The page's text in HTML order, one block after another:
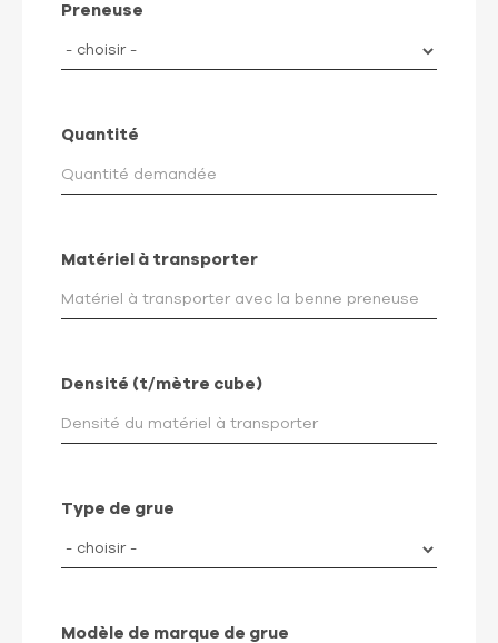
Preneuse
Quantité
Matériel à transporter
Densité (t/mètre cube)
Type de grue
Modèle de marque de grue